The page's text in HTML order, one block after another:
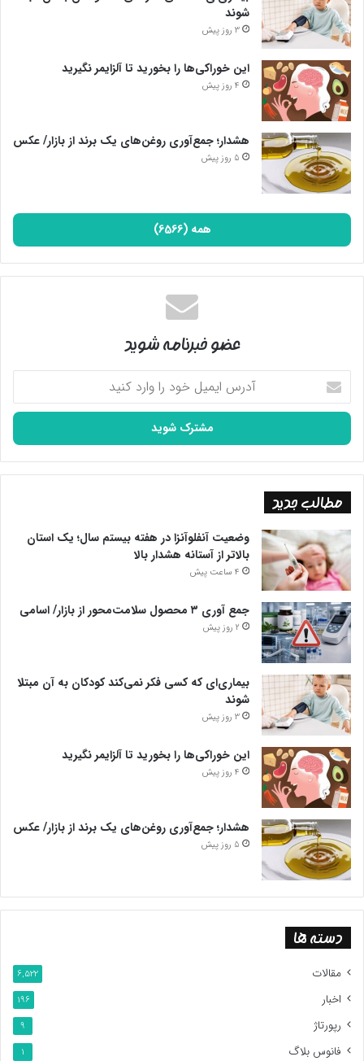
شوند
3 روز پیش
این خوراکی‌ها را بخورید تا آلزایمر نگیرید
4 روز پیش
هشدار؛ جمع‌آوری روغن‌های یک برند از بازار/ عکس
5 روز پیش
همه (6566)
عضو خبرنامه شوید
آدرس
ایمیل
خود
وارد
کنید
مطالب جدید
وضعیت آنفلوآنزا در هفته بیستم سال؛ یک استان
بالاتر از آستانه هشدار بالا
4 ساعت پیش
جمع آوری ۳ محصول سلامت‌محور از بازار/ اسامی
2 روز پیش
بیماری‌ای که کسی فکر نمی‌کند کودکان به آن مبتلا
شوند
3 روز پیش
این خوراکی‌ها را بخورید تا آلزایمر نگیرید
4 روز پیش
هشدار؛ جمع‌آوری روغن‌های یک برند از بازار/ عکس
5 روز پیش
دسته ها
مقالات 6,522
اخبار 196
رپورتاژ 9
فانوس بلاگ 1